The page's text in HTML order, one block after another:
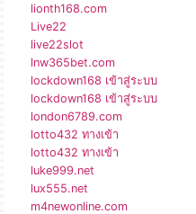
lionth168.com
Live22
live22slot
lnw365bet.com
lockdown168 เข้าสู่ระบบ
lockdown168 เข้าสู่ระบบ
london6789.com
lotto432 ทางเข้า
lotto432 ทางเข้า
luke999.net
lux555.net
m4newonline.com